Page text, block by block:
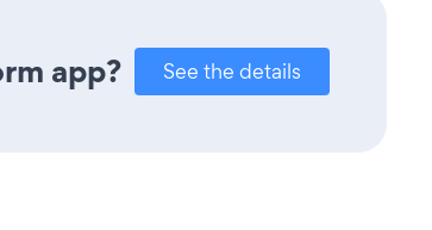
app? See the details